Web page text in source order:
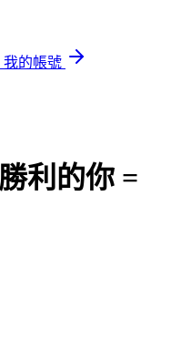
我的帳號
利的你 =